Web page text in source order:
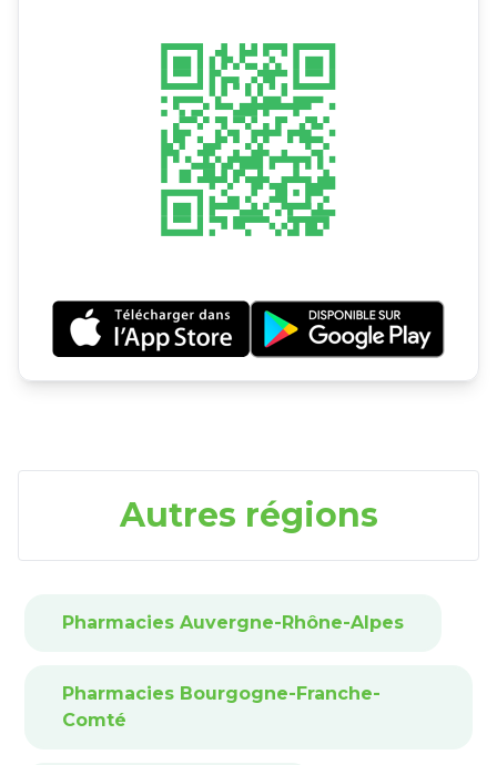
Autres régions
Pharmacies Auvergne-Rhône-Alpes
Pharmacies Bourgogne-Franche-
Comté